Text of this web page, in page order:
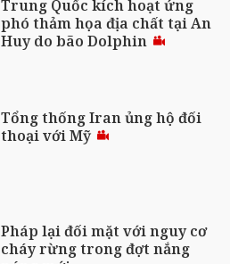
Trung Quốc kích hoạt ứng
phó thảm họa địa chất tại An
Huy do bão Dolphin
Tổng thống Iran ủng hộ đối
thoại với Mỹ
Pháp lại đối mặt với nguy cơ
cháy rừng trong đợt nắng